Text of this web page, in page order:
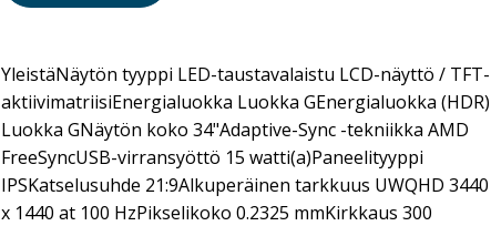
YleistäNäytön tyyppi LED-taustavalaistu LCD-näyttö / TFT-
aktiivimatriisiEnergialuokka Luokka GEnergialuokka (HDR)
Luokka GNäytön koko 34"Adaptive-Sync -tekniikka AMD
FreeSyncUSB-virransyöttö 15 watti(a)Paneelityyppi
IPSKatselusuhde 21:9Alkuperäinen tarkkuus UWQHD 3440
x 1440 at 100 HzPikselikoko 0.2325 mmKirkkaus 300